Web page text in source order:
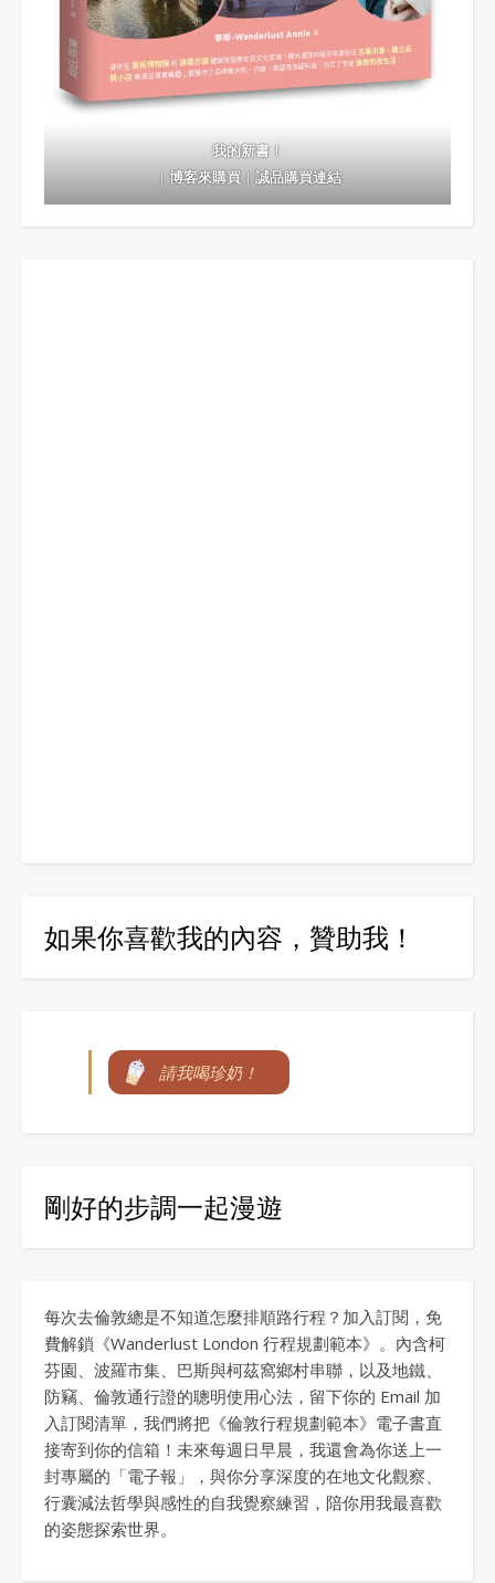
我的新書！
｜博客來購買｜誠品購買連結
如果你喜歡我的內容，贊助我！
請我喝珍奶！
剛好的步調一起漫遊
每次去倫敦總是不知道怎麼排順路行程？加入訂閱，免
費解鎖《Wanderlust London 行程規劃範本》。內含柯
芬園、波羅市集、巴斯與柯茲窩鄉村串聯，以及地鐵、
防竊、倫敦通行證的聰明使用心法，留下你的 Email 加
入訂閱清單，我們將把《倫敦行程規劃範本》電子書直
接寄到你的信箱！未來每週日早晨，我還會為你送上一
封專屬的「電子報」，與你分享深度的在地文化觀察、
行囊減法哲學與感性的自我覺察練習，陪你用我最喜歡
的姿態探索世界。